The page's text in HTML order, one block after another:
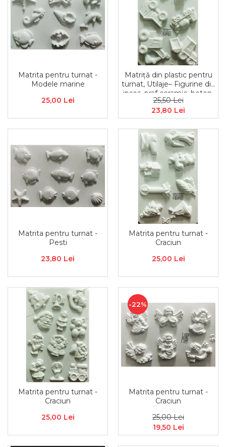
Matrita pentru turnat -
Modele marine
25,00 Lei
Matriță din plastic pentru
turnat, Utilaje– Figurine din
ipsos, praf ceramic, beton,
piatră lichidă sau săpun
25,50 Lei
23,80 Lei
Matrita pentru turnat -
Pesti
23,80 Lei
Matrita pentru turnat -
Craciun
25,00 Lei
Matrita pentru turnat -
Craciun
25,00 Lei
-22%
Matrita pentru turnat -
Craciun
25,00 Lei
19,50 Lei